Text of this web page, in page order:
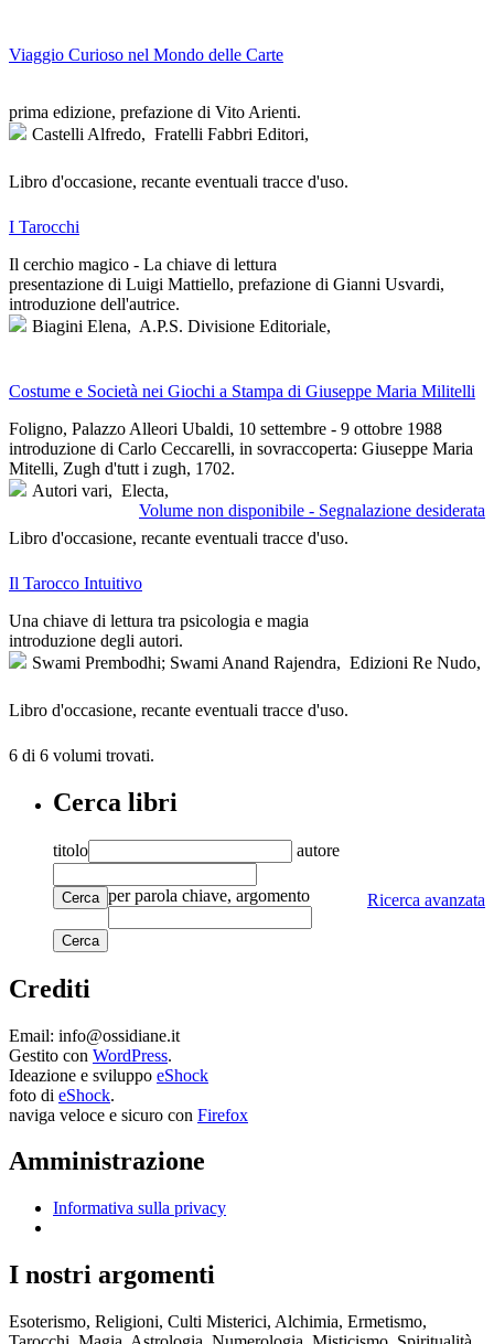
Viaggio Curioso nel Mondo delle Carte
prima edizione, prefazione di Vito Arienti.
Castelli Alfredo, Fratelli Fabbri Editori,
Libro d'occasione, recante eventuali tracce d'uso.
I Tarocchi
Il cerchio magico - La chiave di lettura
presentazione di Luigi Mattiello, prefazione di Gianni Usvardi,
introduzione dell'autrice.
Biagini Elena, A.P.S. Divisione Editoriale,
Costume e Società nei Giochi a Stampa di Giuseppe Maria Militelli
Foligno, Palazzo Alleori Ubaldi, 10 settembre - 9 ottobre 1988
introduzione di Carlo Ceccarelli, in sovraccoperta: Giuseppe Maria
Mitelli, Zugh d'tutt i zugh, 1702.
Autori vari, Electa,
Volume non disponibile - Segnalazione desiderata
Libro d'occasione, recante eventuali tracce d'uso.
Il Tarocco Intuitivo
Una chiave di lettura tra psicologia e magia
introduzione degli autori.
Swami Prembodhi; Swami Anand Rajendra, Edizioni Re Nudo,
Libro d'occasione, recante eventuali tracce d'uso.
6 di 6 volumi trovati.
Cerca libri
titolo autore
Cerca Ricerca avanzata
per parola chiave, argomento
Crediti
Email: info@ossidiane.it
Gestito con WordPress.
Ideazione e sviluppo eShock
foto di eShock.
naviga veloce e sicuro con Firefox
Amministrazione
Informativa sulla privacy
I nostri argomenti
Esoterismo, Religioni, Culti Misterici, Alchimia, Ermetismo,